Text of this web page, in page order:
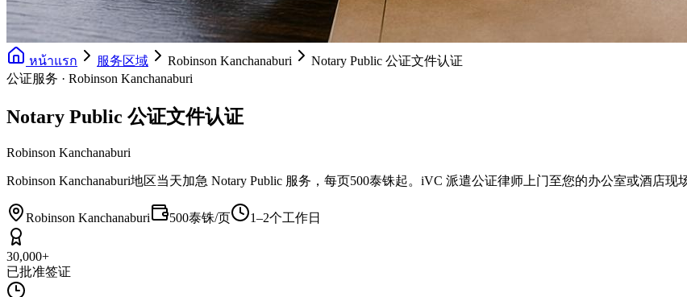
หน้าแรก 服务区域 Robinson Kanchanaburi
Notary Public 公证文件认证
公证服务 · Robinson Kanchanaburi
Notary Public 公证文件认证
Robinson Kanchanaburi
Robinson Kanchanaburi地区当天加急 Notary Public 服务，每页500泰铢起。iVC 派遣公证律师上门至您的办公室或酒店
Robinson Kanchanaburi 500泰铢/页 1–2个工作日
30,000+
已批准签证